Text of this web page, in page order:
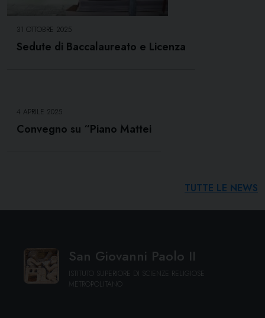
31 OTTOBRE 2025
Sedute di Baccalaureato e Licenza
4 APRILE 2025
Convegno su “Piano Mattei
TUTTE LE NEWS
San Giovanni Paolo II
ISTITUTO SUPERIORE DI SCIENZE RELIGIOSE
METROPOLITANO